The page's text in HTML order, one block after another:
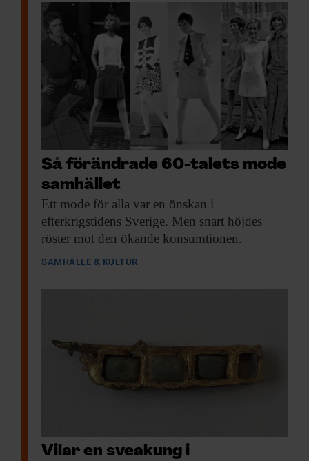
Så förändrade 60-talets mode
samhället
Ett mode för alla var en önskan i
efterkrigstidens Sverige. Men snart höjdes
röster mot den ökande konsumtionen.
SAMHÄLLE & KULTUR
Vilar en sveakung i